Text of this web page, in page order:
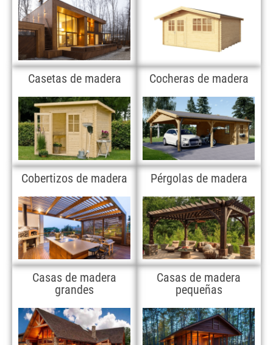
Casetas de madera Cocheras de madera
Cobertizos de madera Pérgolas de madera
Casas de madera
grandes
Casas de madera
pequeñas